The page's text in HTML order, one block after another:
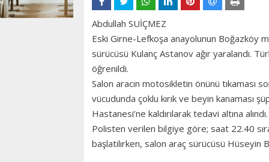
Abdullah SUİÇMEZ
Eski Girne-Lefkoşa anayolunun Boğazköy
sürücüsü Kulanç Astanov ağır yaralandı.
öğrenildi.
Salon aracın motosikletin önünü tıkaması
vücudunda çoklu kırık ve beyin kanaması
Hastanesi’ne kaldırılarak tedavi altına alındı.
Polisten verilen bilgiye göre; saat 22.40
başlatılırken, salon araç sürücüsü Hüseyin